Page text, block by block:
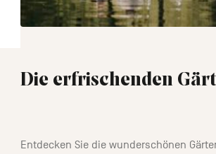
Die erfrischenden
Entdecken Sie die wunderschönen